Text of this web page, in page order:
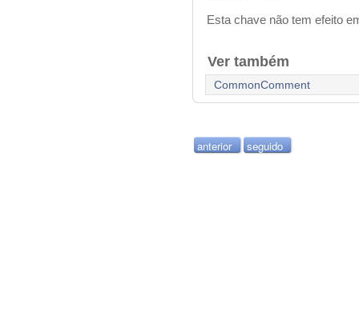
Esta chave não tem efeito
Ver também
CommonComment
anterior seguido